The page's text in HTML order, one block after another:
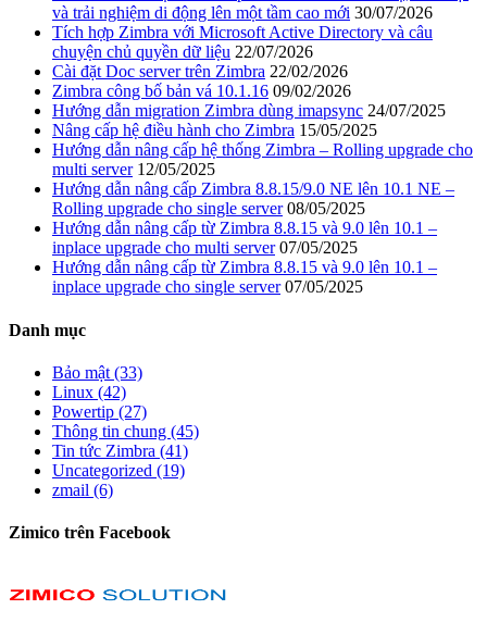
và trải nghiệm di động lên một tầm cao mới 30/07/2026
Tích hợp Zimbra với Microsoft Active Directory và câu
chuyện chủ quyền dữ liệu 22/07/2026
Cài đặt Doc server trên Zimbra 22/02/2026
Zimbra công bố bản vá 10.1.16 09/02/2026
Hướng dẫn migration Zimbra dùng imapsync 24/07/2025
Nâng cấp hệ điều hành cho Zimbra 15/05/2025
Hướng dẫn nâng cấp hệ thống Zimbra – Rolling upgrade cho
multi server 12/05/2025
Hướng dẫn nâng cấp Zimbra 8.8.15/9.0 NE lên 10.1 NE –
Rolling upgrade cho single server 08/05/2025
Hướng dẫn nâng cấp từ Zimbra 8.8.15 và 9.0 lên 10.1 –
inplace upgrade cho multi server 07/05/2025
Hướng dẫn nâng cấp từ Zimbra 8.8.15 và 9.0 lên 10.1 –
inplace upgrade cho single server 07/05/2025
Danh mục
Bảo mật (33)
Linux (42)
Powertip (27)
Thông tin chung (45)
Tin tức Zimbra (41)
Uncategorized (19)
zmail (6)
Zimico trên Facebook